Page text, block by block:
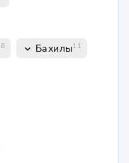
6 keyboard_arrow_down Бахилы11